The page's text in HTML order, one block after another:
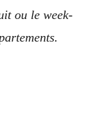
ou le week-